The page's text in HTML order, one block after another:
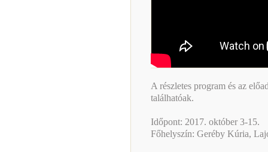
A részletes program és az
találhatóak.
Időpont: 2017. október 3-15.
Főhelyszín: Geréby Kúria,